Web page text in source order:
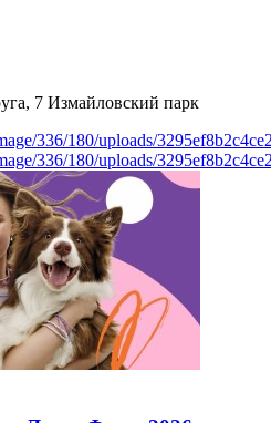
7 Измайловский парк
336/180/uploads/
336/180/uploads/